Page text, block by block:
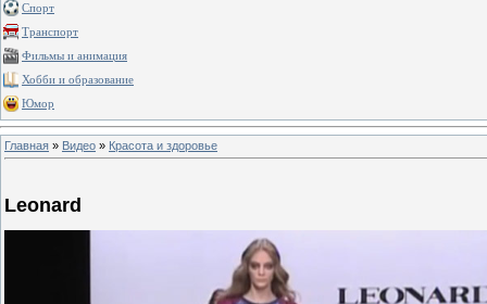
Спорт
Транспорт
Фильмы и анимация
Хобби и образование
Юмор
Главная » Видео » Красота и здоровье
Leonard